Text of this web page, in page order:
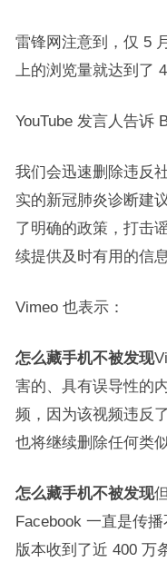
雷锋网注意到，仅 5
上的浏览量就达到了
YouTube 发言人告诉
我们会迅速删除违反
实的新冠肺炎诊断建
了明确的政策，打击
续提供及时有用的信息
Vimeo 也表示：
怎么藏手机不被发现
害的、具有误导性的
频，因为该视频违反
也将继续删除任何类
怎么藏手机不被发现
Facebook 一直是传
版本收到了近 400 万